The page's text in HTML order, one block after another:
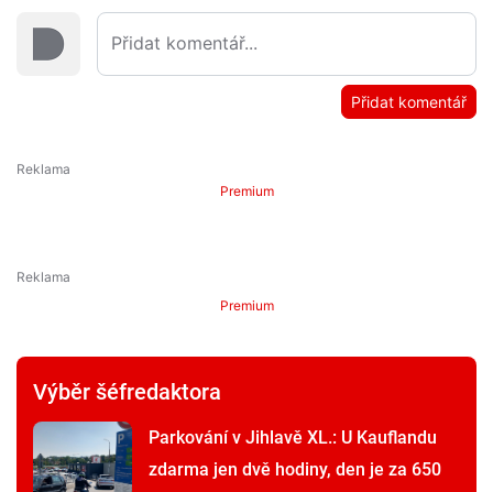
Přidat komentář
Premium
Premium
Výběr šéfredaktora
Parkování v Jihlavě XL.: U Kauflandu
zdarma jen dvě hodiny, den je za 650